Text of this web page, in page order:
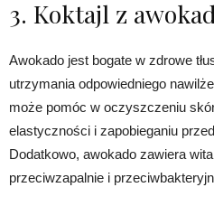
3. Koktajl z
Awokado jest bogate w zdrowe
utrzymania odpowiedniego
może pomóc w oczyszczeniu
elastyczności i zapobieganiu
Dodatkowo, awokado zawiera
przeciwzapalnie i